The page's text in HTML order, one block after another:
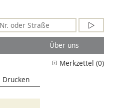
Über uns
Merkzettel (0)
Drucken